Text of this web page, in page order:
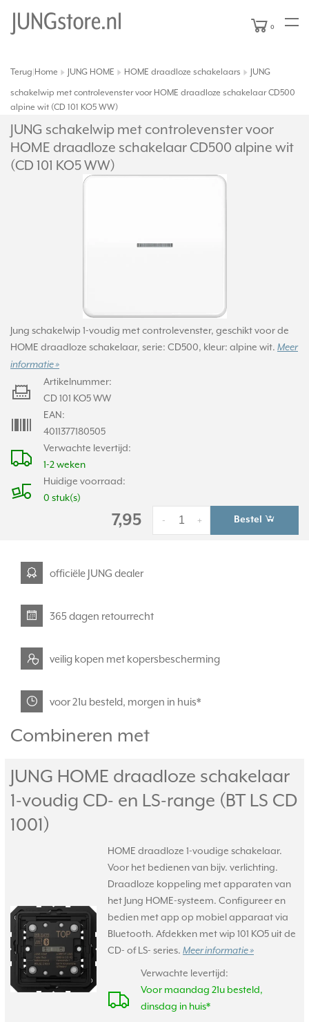
0
Terug Home JUNG HOME HOME draadloze schakelaars JUNG
schakelwip met controlevenster voor HOME draadloze schakelaar CD500
alpine wit (CD 101 KO5 WW)
JUNG schakelwip met controlevenster voor
HOME draadloze schakelaar CD500 alpine wit
(CD 101 KO5 WW)
Jung schakelwip 1-voudig met controlevenster, geschikt voor de
HOME draadloze schakelaar, serie: CD500, kleur: alpine wit. Meer
informatie »
Verwachte levertijd:
1-2 weken
Huidige voorraad:
0 stuk(s)
Artikelnummer:
CD 101 KO5 WW
EAN:
4011377180505
7,95 +
- Bestel
officiële JUNG dealer
365 dagen retourrecht
veilig kopen met kopersbescherming
voor 21u besteld, morgen in huis*
Combineren met
JUNG HOME draadloze schakelaar
1-voudig CD- en LS-range (BT LS CD
1001)
HOME draadloze 1-voudige schakelaar.
Voor het bedienen van bijv. verlichting.
Draadloze koppeling met apparaten van
het Jung HOME-systeem. Configureer en
bedien met app op mobiel apparaat via
Bluetooth. Afdekken met wip 101 KO5 uit de
CD- of LS- series. Meer informatie »
Verwachte levertijd:
Voor maandag 21u besteld,
dinsdag in huis*